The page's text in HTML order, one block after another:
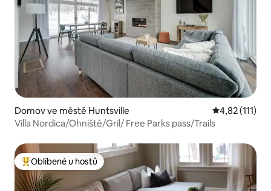
Domov ve městě Huntsville Průměrné
4,82 (111)
Villa Nordica/Ohniště/Gril/ Free Parks pass/Trails
Nejlepší v kategorii Oblíbené u hostů
Oblíbené u hostů